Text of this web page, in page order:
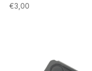
€3,00